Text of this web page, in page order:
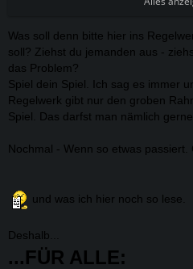
Was soll denn bitte hier ins
soll? Ziehst du jemanden aus -
das Problem?
Spiel dein Spiel. Ich sag es immer
Regelwerk gibt nur den groben
Spiel. Das darfst man nämlich
Nochmal - Wenn so etwas passiert.
und was ich hier noch so lese.
Deshalb...
...FÜR ALLE: